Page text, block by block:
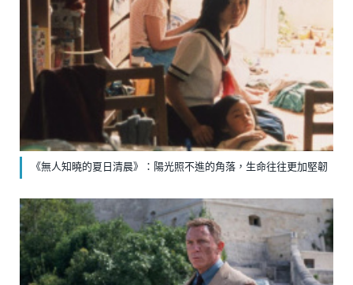
《無人知曉的夏日清晨》：陽光照不進的角落，生命往往更加堅韌